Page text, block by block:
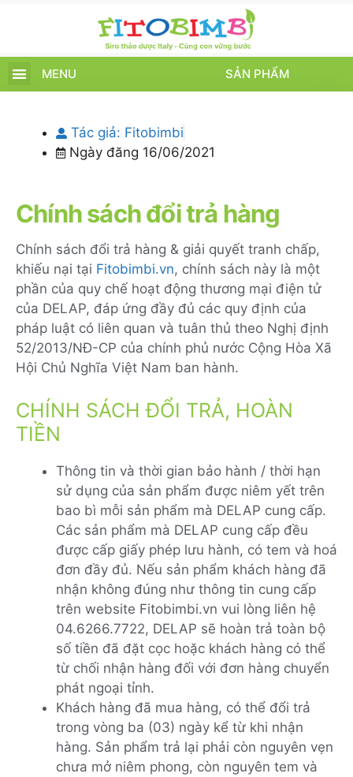
MENU SẢN PHẨM
Tác giả: Fitobimbi
Ngày đăng 16/06/2021
Chính sách đổi trả hàng
Chính sách đổi trả hàng & giải quyết tranh chấp,
khiếu nại tại Fitobimbi.vn, chính sách này là một
phần của quy chế hoạt động thương mại điện tử
của DELAP, đáp ứng đầy đủ các quy định của
pháp luật có liên quan và tuân thủ theo Nghị định
52/2013/NĐ-CP của chính phủ nước Cộng Hòa Xã
Hội Chủ Nghĩa Việt Nam ban hành.
CHÍNH SÁCH ĐỔI TRẢ, HOÀN
TIỀN
Thông tin và thời gian bảo hành / thời hạn
sử dụng của sản phẩm được niêm yết trên
bao bì mỗi sản phẩm mà DELAP cung cấp.
Các sản phẩm mà DELAP cung cấp đều
được cấp giấy phép lưu hành, có tem và hoá
đơn đầy đủ. Nếu sản phẩm khách hàng đã
nhận không đúng như thông tin cung cấp
trên website Fitobimbi.vn vui lòng liên hệ
04.6266.7722, DELAP sẽ hoàn trả toàn bộ
số tiền đã đặt cọc hoặc khách hàng có thể
từ chối nhận hàng đối với đơn hàng chuyển
phát ngoại tỉnh.
Khách hàng đã mua hàng, có thể đổi trả
trong vòng ba (03) ngày kể từ khi nhận
hàng. Sản phẩm trả lại phải còn nguyên vẹn
chưa mở niêm phong, còn nguyên tem và